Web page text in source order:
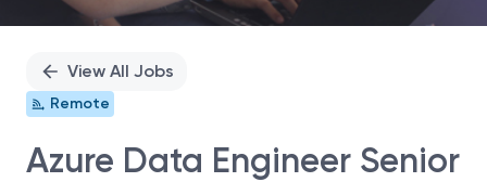
View All Jobs
Remote
Azure Data Engineer Senior